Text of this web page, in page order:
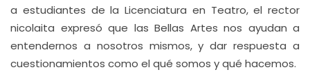
a estudiantes de la Licenciatura en Teatro, el rector
nicolaita expresó que las Bellas Artes nos ayudan a
entendernos a nosotros mismos, y dar respuesta a
cuestionamientos como el qué somos y qué hacemos.